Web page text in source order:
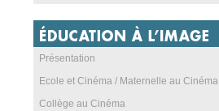
Présentation
Ecole et Cinéma / Maternelle au Cinéma
Collège au Cinéma